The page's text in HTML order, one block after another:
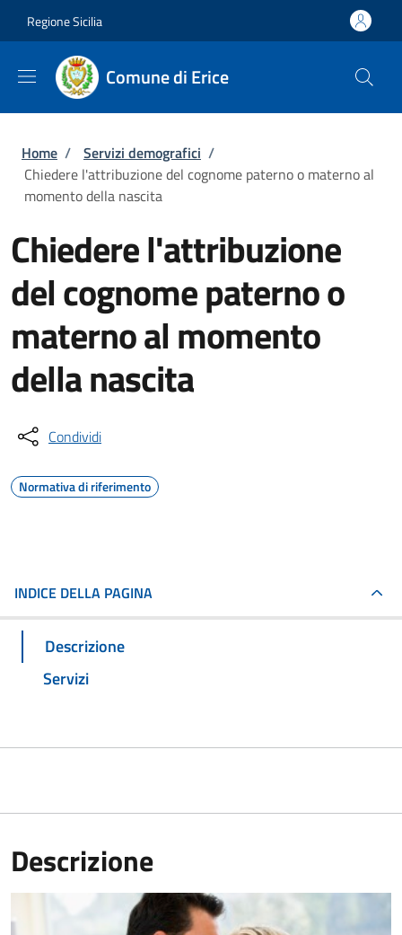
Regione Sicilia
Comune di Erice
Briciole di pane
Home / Servizi demografici /
Chiedere l'attribuzione del cognome paterno o materno al
momento della nascita
Chiedere l'attribuzione
del cognome paterno o
materno al momento
della nascita
Condividi
Normativa di riferimento
INDICE DELLA PAGINA
Descrizione
Servizi
Descrizione